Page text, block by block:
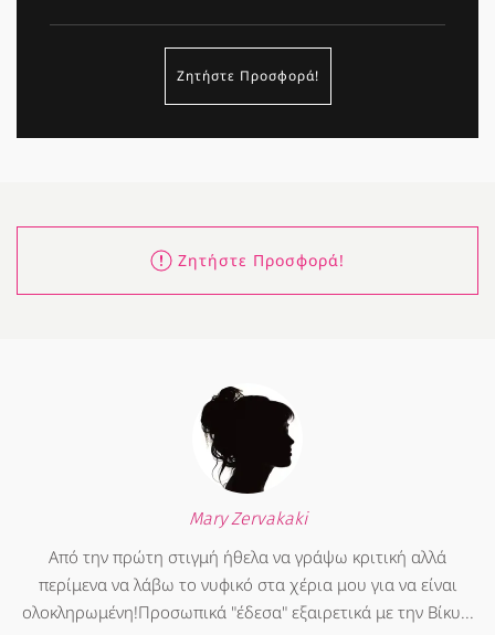
Ζητήστε Προσφορά!
Ζητήστε Προσφορά!
Mary Zervakaki
Από την πρώτη στιγμή ήθελα να γράψω κριτική αλλά
περίμενα να λάβω το νυφικό στα χέρια μου για να είναι
ολοκληρωμένη!Προσωπικά "έδεσα" εξαιρετικά με την Βίκυ...